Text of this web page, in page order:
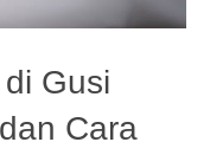
Gusi
Cara